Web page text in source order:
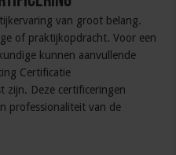
van groot belang.
of praktijkopdracht. Voor een
kunnen aanvullende
Certificatie
zijn. Deze certificeringen
professionaliteit van de